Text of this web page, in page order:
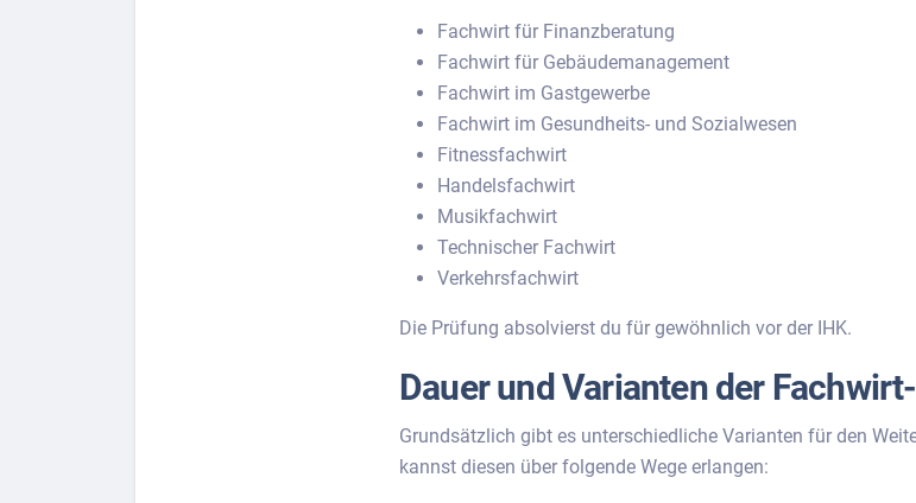
Fachwirt für Finanzberatung
Fachwirt für Gebäudemanagement
Fachwirt im Gastgewerbe
Fachwirt im Gesundheits- und Sozialwesen
Fitnessfachwirt
Handelsfachwirt
Musikfachwirt
Technischer Fachwirt
Verkehrsfachwirt
Die Prüfung absolvierst du für gewöhnlich vor der IHK.
Dauer und Varianten der
Grundsätzlich gibt es unterschiedliche Varianten für den
kannst diesen über folgende Wege erlangen: